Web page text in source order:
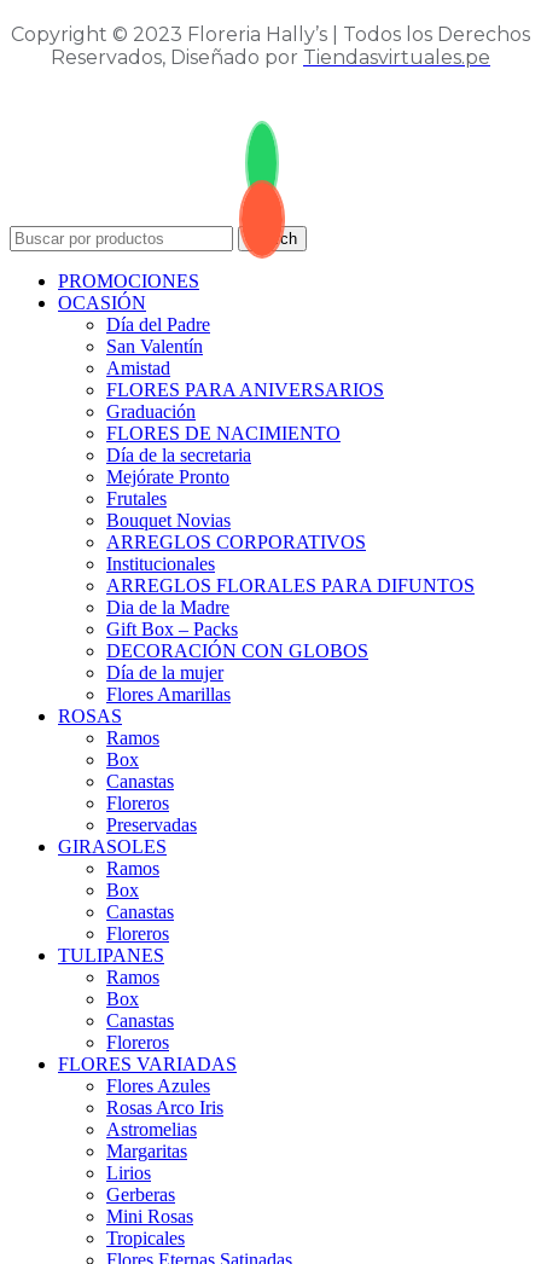
Copyright © 2023 Floreria Hally’s | Todos los Derechos
Reservados, Diseñado por Tiendasvirtuales.pe
Search
PROMOCIONES
OCASIÓN
Día del Padre
San Valentín
Amistad
FLORES PARA ANIVERSARIOS
Graduación
FLORES DE NACIMIENTO
Día de la secretaria
Mejórate Pronto
Frutales
Bouquet Novias
ARREGLOS CORPORATIVOS
Institucionales
ARREGLOS FLORALES PARA DIFUNTOS
Dia de la Madre
Gift Box – Packs
DECORACIÓN CON GLOBOS
Día de la mujer
Flores Amarillas
ROSAS
Ramos
Box
Canastas
Floreros
Preservadas
GIRASOLES
Ramos
Box
Canastas
Floreros
TULIPANES
Ramos
Box
Canastas
Floreros
FLORES VARIADAS
Flores Azules
Rosas Arco Iris
Astromelias
Margaritas
Lirios
Gerberas
Mini Rosas
Tropicales